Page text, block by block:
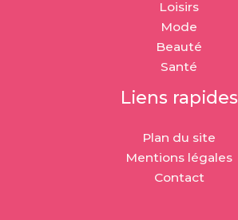
Loisirs
Mode
Beauté
Santé
Liens rapides
Plan du site
Mentions légales
Contact